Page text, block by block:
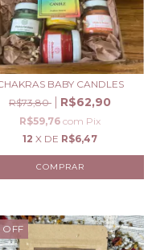
BABY CANDLES
R$73,80
R$62,90
R$59,76 com Pix
12 X DE R$6,47
OFF